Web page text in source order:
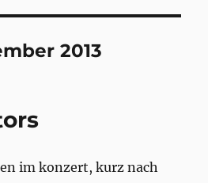
2013
im konzert, kurz nach